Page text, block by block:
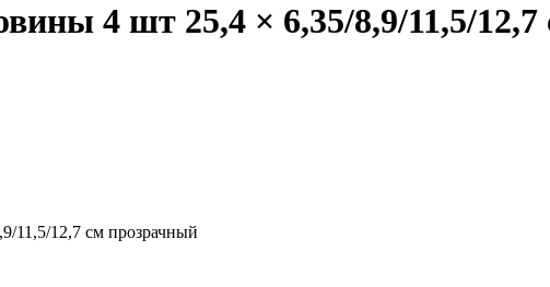
4 шт 25,4 × 6,35/8,9/11,5/
11,5/12,7 см прозрачный